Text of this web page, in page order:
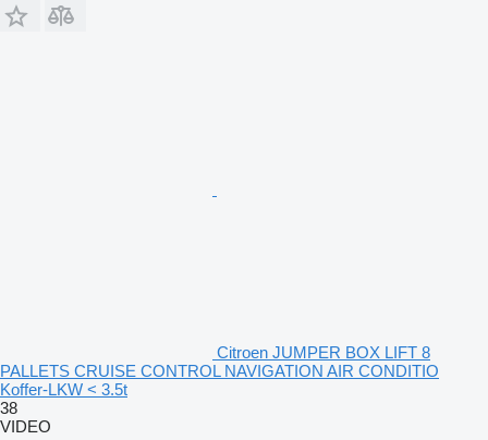
Citroen JUMPER BOX LIFT 8
PALLETS CRUISE CONTROL NAVIGATION AIR CONDITIO
Koffer-LKW < 3.5t
38
VIDEO